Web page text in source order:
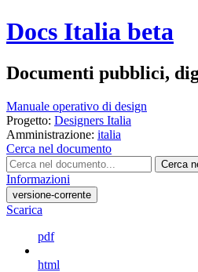
Docs Italia beta
Documenti pubblici,
Manuale operativo di design
Progetto: Designers Italia
Amministrazione: italia
Cerca nel documento
Cerca
Informazioni
versione-corrente
Scarica
pdf
html